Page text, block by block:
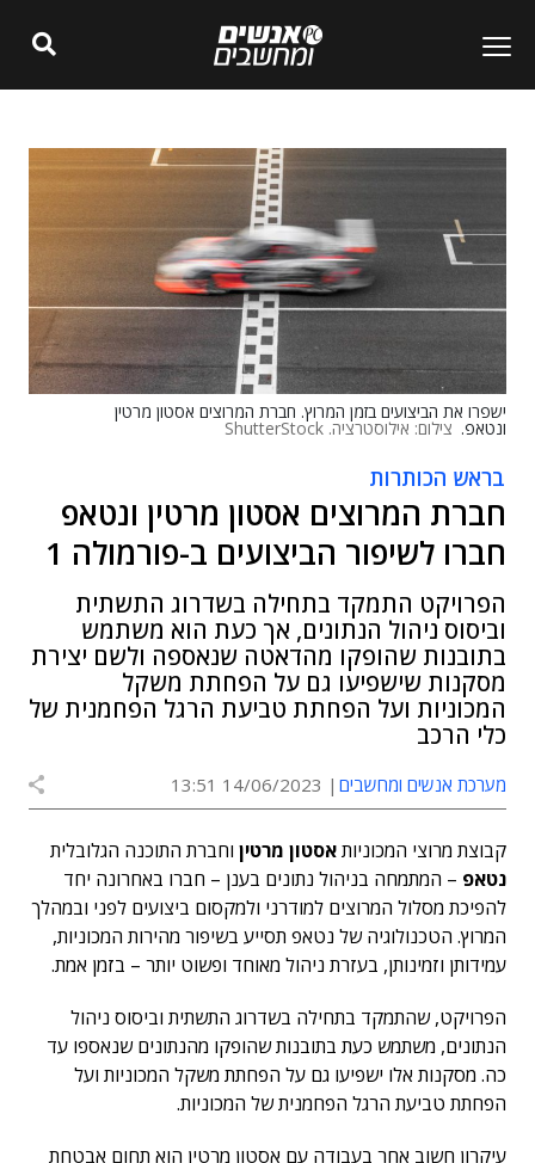
ישפרו את הביצועים בזמן המרוץ. חברת המרוצים אסטון מרטין
ונטאפ. צילום: אילוסטרציה. ShutterStock
בראש הכותרות
חברת המרוצים אסטון מרטין ונטאפ
חברו לשיפור הביצועים ב-פורמולה 1
הפרויקט התמקד בתחילה בשדרוג התשתית
וביסוס ניהול הנתונים, אך כעת הוא משתמש
בתובנות שהופקו מהדאטה שנאספה ולשם יצירת
מסקנות שישפיעו גם על הפחתת משקל
המכוניות ועל הפחתת טביעת הרגל הפחמנית של
כלי הרכב
מערכת אנשים ומחשבים 14/06/2023 13:51
קבוצת מרוצי המכוניותאסטון מרטין וחברת התוכנה הגלובלית
נטאפ – המתמחה בניהול נתונים בענן – חברו באחרונה יחד
להפיכת מסלול המרוצים למודרני ולמקסום ביצועים לפני ובמהלך
המרוץ. הטכנולוגיה של נטאפ תסייע בשיפור מהירות המכוניות,
עמידותן וזמינותן, בעזרת ניהול מאוחד ופשוט יותר – בזמן אמת.
הפרויקט, שהתמקד בתחילה בשדרוג התשתית וביסוס ניהול
הנתונים, משתמש כעת בתובנות שהופקו מהנתונים שנאספו עד
כה. מסקנות אלו ישפיעו גם על הפחתת משקל המכוניות ועל
הפחתת טביעת הרגל הפחמנית של המכוניות.
עיקרון חשוב אחר בעבודה עם אסטון מרטין הוא תחום אבטחת